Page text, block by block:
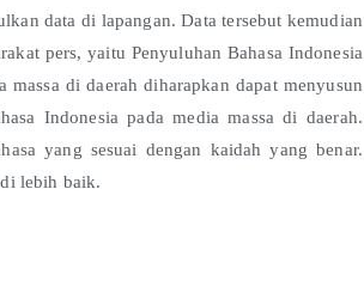
data di lapangan. Data tersebut kemudian
pers, yaitu Penyuluhan Bahasa Indonesia
di daerah diharapkan dapat menyusun
Indonesia pada media massa di daerah.
yang sesuai dengan kaidah yang benar.
lebih baik.